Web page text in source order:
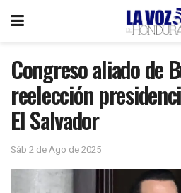
Congreso aliado de
reelección
El Salvador
Sáb 2 de Ago de 2025